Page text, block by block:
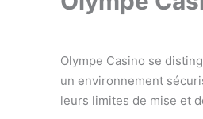
Olympe Casino se
un environnement
leurs limites de mise et